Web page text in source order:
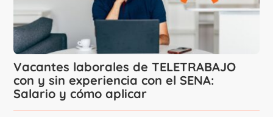
Vacantes laborales de TELETRABAJO
con y sin experiencia con el SENA:
Salario y cómo aplicar